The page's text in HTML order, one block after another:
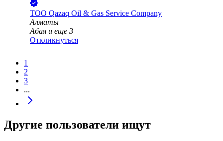
ТОО Qazaq Oil & Gas Service Company
Алматы
Абая и еще 3
Откликнуться
1
2
3
...
Другие пользователи ищут